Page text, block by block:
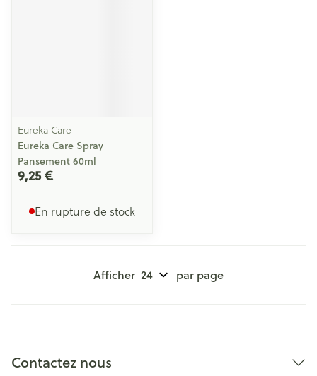
Eureka Care
Eureka Care Spray
Pansement 60ml
9,25 €
En rupture de stock
Afficher par page
Contactez nous